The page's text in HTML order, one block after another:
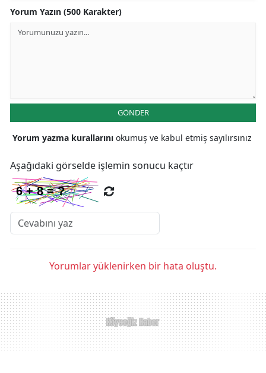
Yorum Yazın (500 Karakter)
GÖNDER
Yorum yazma kurallarını okumuş ve kabul etmiş sayılırsınız
Aşağıdaki görselde işlemin sonucu kaçtır
Yorumlar yüklenirken bir hata oluştu.